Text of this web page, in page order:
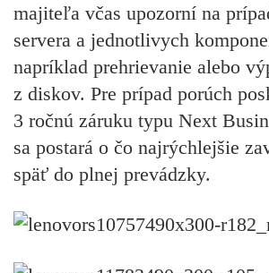
majiteľa včas upozorní na
servera a jednotlivych
napríklad prehrievanie alebo
z diskov. Pre prípad porúch
3 ročnú záruku typu Next
sa postará o čo najrýchlejšie
späť do plnej prevádzky.